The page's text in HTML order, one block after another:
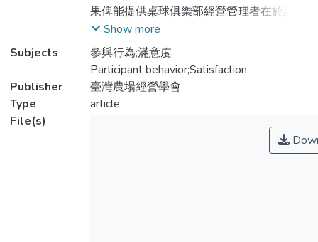
果俾能提供桌球俱樂部經營管理者在於設
施、行銷策略規劃及服務內容品質上之參考
依據。採問卷調查法發放500份，剔除回答
不完整及無效問卷後為483份，有效問卷率
為96.6%，根據所得資料利用SPSS for
Windows 12.0套裝軟體處理，以項目分
本t考驗、Pearson積差相關、單因子變異數
分析（one way ANOVA）、Scheffe法事後
Show more
Subjects
參與行為;滿意度
Participant behavior;Satisfaction
Publisher
臺灣農場經營學會
Type
article
File(s)